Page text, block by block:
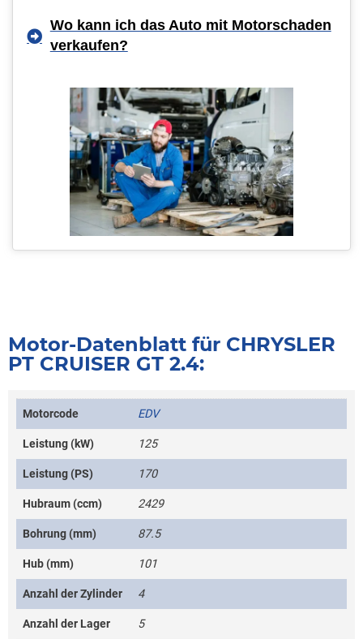
Wo kann ich das Auto mit Motorschaden
verkaufen?
Motor-Datenblatt für CHRYSLER
PT CRUISER GT 2.4:
Motorcode EDV
Leistung (kW) 125
Leistung (PS) 170
Hubraum (ccm) 2429
Bohrung (mm) 87.5
Hub (mm) 101
Anzahl der Zylinder 4
Anzahl der Lager 5